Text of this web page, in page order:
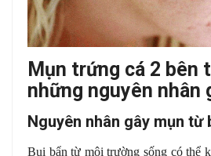
Mụn trứng cá 2 bên
những nguyên nhân
Nguyên nhân gây mụn từ
Bụi bẩn từ môi trường sống có thể